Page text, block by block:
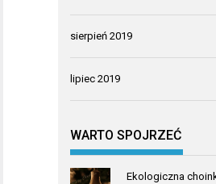
sierpień 2019
lipiec 2019
WARTO SPOJRZEĆ
Ekologiczna